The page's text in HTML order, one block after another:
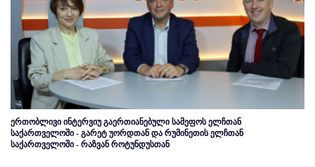
ერთობლივი ინტერვიუ გაერთიანებული სამეფოს ელჩთან
საქართველოში - გარეტ უორდთან და რუმინეთის ელჩთან
საქართველოში - რაზვან როტუნდუსთან